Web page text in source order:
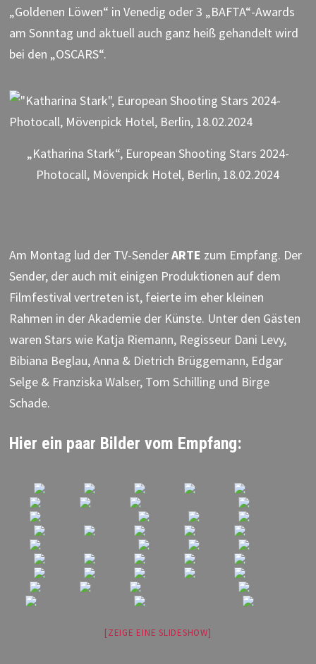
„Goldenen Löwen“ in Venedig oder 3 „BAFTA“-Awards
am Sonntag und aktuell auch ganz heiß gehandelt wird
bei den „OSCARS“.
„Katharina Stark“, European Shooting Stars 2024-
Photocall, Mövenpick Hotel, Berlin, 18.02.2024
Am Montag lud der TV-SenderARTE zum Empfang. Der
Sender, der auch mit einigen Produktionen auf dem
Filmfestival vertreten ist, feierte im eher kleinen
Rahmen in der Akademie der Künste. Unter den Gästen
waren Stars wie Katja Riemann, Regisseur Dani Levy,
Bibiana Beglau, Anna & Dietrich Brüggemann, Edgar
Selge & Franziska Walser, Tom Schilling und Birge
Schade.
Hier ein paar Bilder vom Empfang:
[ZEIGE EINE SLIDESHOW]